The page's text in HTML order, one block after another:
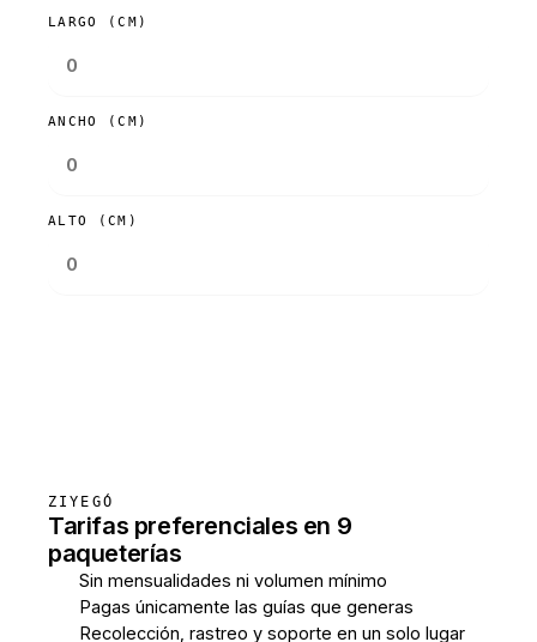
LARGO (CM)
ANCHO (CM)
ALTO (CM)
ZIYEGÓ
Tarifas preferenciales en 9
paqueterías
Sin mensualidades ni volumen mínimo
Pagas únicamente las guías que generas
Recolección, rastreo y soporte en un solo lugar